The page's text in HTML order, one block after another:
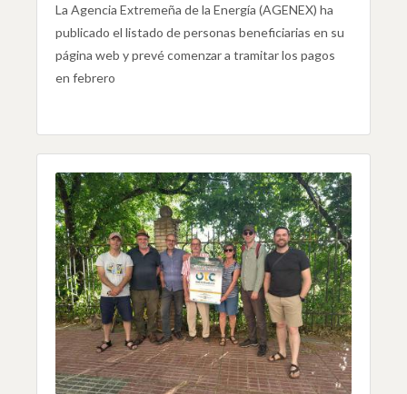
La Agencia Extremeña de la Energía (AGENEX) ha
publicado el listado de personas beneficiarias en su
página web y prevé comenzar a tramitar los pagos
en febrero